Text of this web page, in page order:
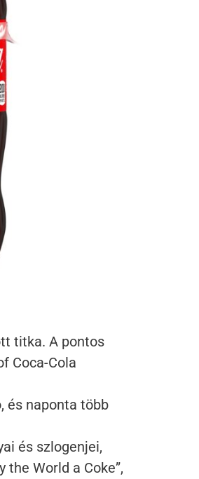
titka. A pontos
Coca-Cola
és naponta több
és szlogenjei,
the World a Coke”,